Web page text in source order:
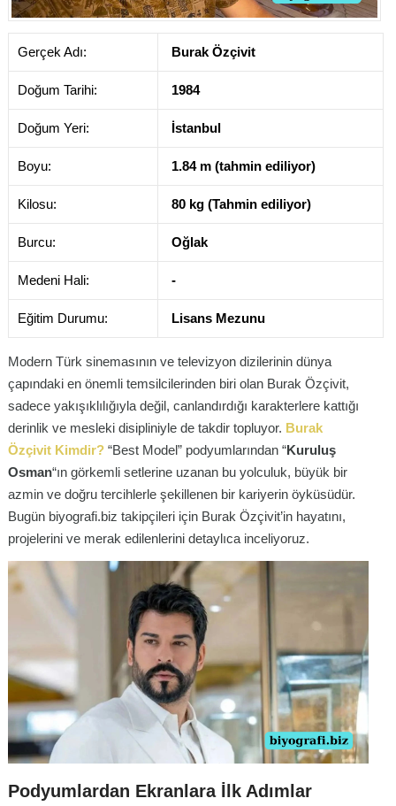
Gerçek Adı: Burak Özçivit
Doğum Tarihi: 1984
Doğum Yeri: İstanbul
Boyu: 1.84 m (tahmin ediliyor)
Kilosu: 80 kg (Tahmin ediliyor)
Burcu: Oğlak
Medeni Hali: -
Eğitim Durumu: Lisans Mezunu
Modern Türk sinemasının ve televizyon dizilerinin dünya
çapındaki en önemli temsilcilerinden biri olan Burak Özçivit,
sadece yakışıklılığıyla değil, canlandırdığı karakterlere kattığı
derinlik ve mesleki disipliniyle de takdir topluyor. Burak
Özçivit Kimdir? “Best Model” podyumlarından “Kuruluş
Osman“ın görkemli setlerine uzanan bu yolculuk, büyük bir
azmin ve doğru tercihlerle şekillenen bir kariyerin öyküsüdür.
Bugün biyografi.biz takipçileri için Burak Özçivit’in hayatını,
projelerini ve merak edilenlerini detaylıca inceliyoruz.
Podyumlardan Ekranlara İlk Adımlar